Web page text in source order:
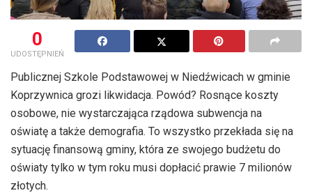
0
UDOSTĘPNIEŃ
Publicznej Szkole Podstawowej w Niedźwicach w gminie
Koprzywnica grozi likwidacja. Powód? Rosnące koszty
osobowe, nie wystarczająca rządowa subwencja na
oświatę a także demografia. To wszystko przekłada się na
sytuację finansową gminy, która ze swojego budżetu do
oświaty tylko w tym roku musi dopłacić prawie 7 milionów
złotych.